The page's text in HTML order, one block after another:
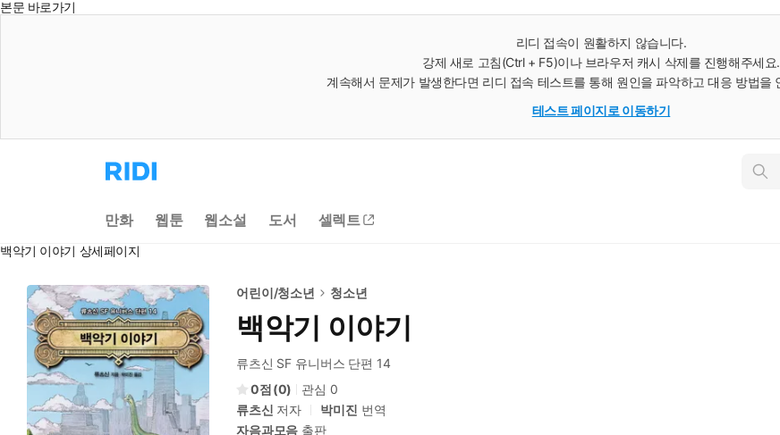
본문 바로가기
리디 접속이 원활하지 않습니다.
강제 새로 고침(Ctrl + F5)이나 브라우저 캐시 삭제를 진행해주세요.
계속해서 문제가 발생한다면 리디 접속 테스트를 통해 원인을 파악하고 대응 방법을
테스트 페이지로 이동하기
리
디
으
로
동
인
만화 웹툰 웹소설 도서 셀렉트
백악기 이야기 상세페이지
어린이/청소년 청소년
백악기 이야기
류츠신 SF 유니버스 단편 14
0
(0) 관심 0
류츠신 저자 박미진 번역
자음과모음 출판